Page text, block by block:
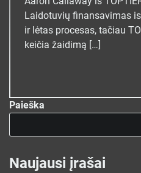
Laidotuvių finansavimas
ir lėtas procesas, tačiau
keičia žaidimą […]
Paieška
Naujausi įrašai